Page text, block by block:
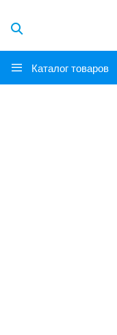
Каталог товаров